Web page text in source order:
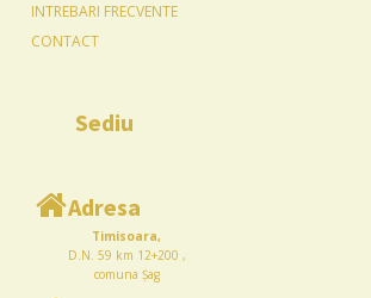
INTREBARI FRECVENTE
CONTACT
Sediu
Adresa
Timisoara,
D.N. 59 km 12+200 ,
comuna Șag